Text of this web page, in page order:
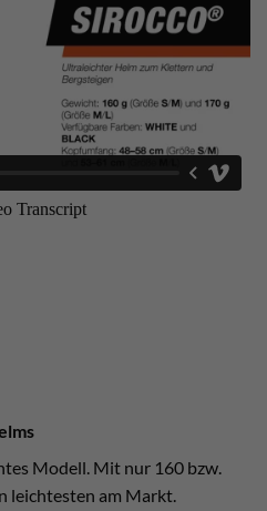
Modell. Mit nur 160 bzw.
leichtesten am Markt.